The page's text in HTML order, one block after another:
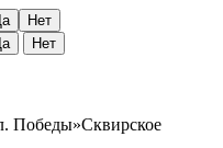
Нет
Нет
Победы»Сквирское